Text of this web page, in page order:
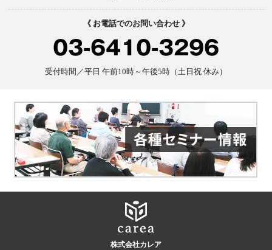
《 お電話でのお問い合わせ 》
03-6410-3296
受付時間／平日 午前10時～午後5時（土日祝 休み）
株式会社カレア